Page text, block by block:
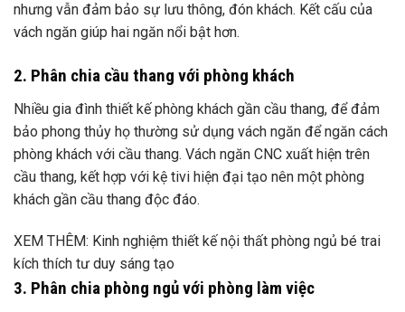
nhưng vẫn đảm bảo sự lưu thông, đón khách. Kết cấu của
vách ngăn giúp hai ngăn nổi bật hơn.
2. Phân chia cầu thang với phòng khách
Nhiều gia đình thiết kế phòng khách gần cầu thang, để đảm
bảo phong thủy họ thường sử dụng vách ngăn để ngăn cách
phòng khách với cầu thang. Vách ngăn CNC xuất hiện trên
cầu thang, kết hợp với kệ tivi hiện đại tạo nên một phòng
khách gần cầu thang độc đáo.
XEM THÊM: Kinh nghiệm thiết kế nội thất phòng ngủ bé trai
kích thích tư duy sáng tạo
3. Phân chia phòng ngủ với phòng làm việc